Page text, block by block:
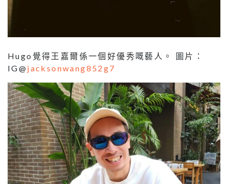
Hugo覺得王嘉爾係一個好優秀嘅藝人。 圖片：
IG@ jacksonwang852g7